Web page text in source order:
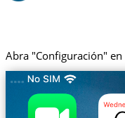
Abra "Configuración"